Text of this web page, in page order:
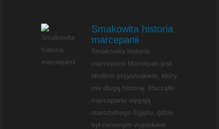
Smakowita historia
marcepanii
Smakowita historia
marcepanii Marcepan jest
słodkim przysmakiem, który
ma długą historię. Początki
marcepanu sięgają
starożytnego Egiptu, gdzie
był cenionym wypiekiem